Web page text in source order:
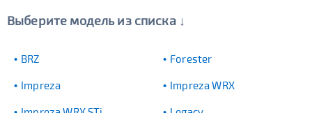
Выберите модель из списка ↓
BRZ Forester
Impreza Impreza WRX